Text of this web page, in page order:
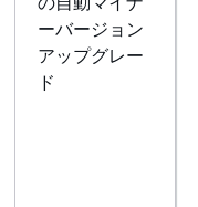
ーバージョン
アップグレー
ド